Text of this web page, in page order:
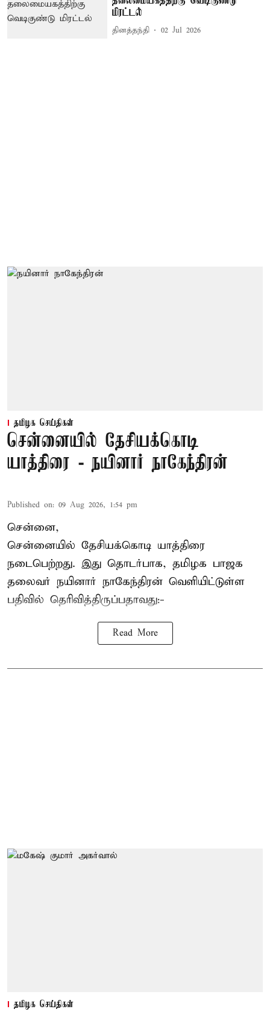
மிரட்டல்
தினத்தந்தி 02 Jul 2026
தமிழக செய்திகள்
சென்னையில் தேசியக்கொடி
யாத்திரை - நயினார் நாகேந்திரன்
Published on: 09 Aug 2026, 1:54 pm
சென்னை,
சென்னையில் தேசியக்கொடி யாத்திரை
நடைபெற்றது. இது தொடர்பாக, தமிழக பாஜக
தலைவர் நயினார் நாகேந்திரன் வெளியிட்டுள்ள
பதிவில் தெரிவித்திருப்பதாவது:-
Read More
தமிழக செய்திகள்